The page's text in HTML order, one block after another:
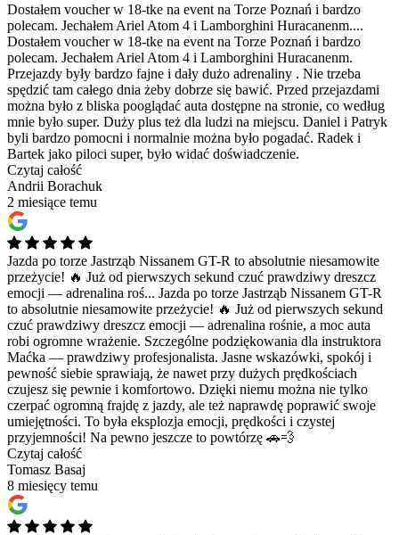
Dostałem voucher w 18-tke na event na Torze Poznań i bardzo
polecam. Jechałem Ariel Atom 4 i Lamborghini Huracanenm....
Dostałem voucher w 18-tke na event na Torze Poznań i bardzo
polecam. Jechałem Ariel Atom 4 i Lamborghini Huracanenm.
Przejazdy były bardzo fajne i dały dużo adrenaliny . Nie trzeba
spędzić tam całego dnia żeby dobrze się bawić. Przed przejazdami
można było z bliska pooglądać auta dostępne na stronie, co według
mnie było super. Duży plus też dla ludzi na miejscu. Daniel i Patryk
byli bardzo pomocni i normalnie można było pogadać. Radek i
Bartek jako piloci super, było widać doświadczenie.
Czytaj całość
Andrii Borachuk
2 miesiące temu
Jazda po torze Jastrząb Nissanem GT-R to absolutnie niesamowite
przeżycie! 🔥 Już od pierwszych sekund czuć prawdziwy dreszcz
emocji — adrenalina roś... Jazda po torze Jastrząb Nissanem GT-R
to absolutnie niesamowite przeżycie! 🔥 Już od pierwszych sekund
czuć prawdziwy dreszcz emocji — adrenalina rośnie, a moc auta
robi ogromne wrażenie. Szczególne podziękowania dla instruktora
Maćka — prawdziwy profesjonalista. Jasne wskazówki, spokój i
pewność siebie sprawiają, że nawet przy dużych prędkościach
czujesz się pewnie i komfortowo. Dzięki niemu można nie tylko
czerpać ogromną frajdę z jazdy, ale też naprawdę poprawić swoje
umiejętności. To była eksplozja emocji, prędkości i czystej
przyjemności! Na pewno jeszcze to powtórzę 🚗💨
Czytaj całość
Tomasz Basaj
8 miesięcy temu